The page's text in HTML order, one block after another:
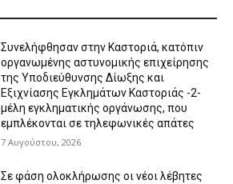
Συνελήφθησαν στην Καστοριά, κατόπιν
οργανωμένης αστυνομικής επιχείρησης
της Υποδιεύθυνσης Δίωξης και
Εξιχνίασης Εγκλημάτων Καστοριάς -2-
μέλη εγκληματικής οργάνωσης, που
εμπλέκονται σε τηλεφωνικές απάτες
7 Αυγούστου, 2026
Σε φάση ολοκλήρωσης οι νέοι λέβητες